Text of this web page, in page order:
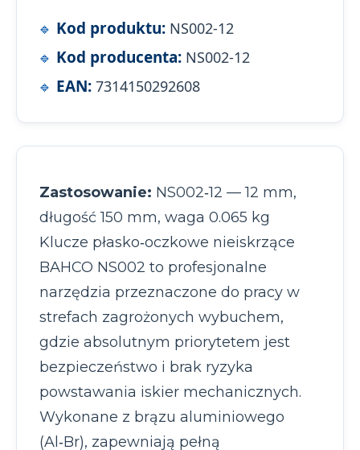
Kod produktu: NS002-12
Kod producenta: NS002-12
EAN: 7314150292608
Zastosowanie: NS002‑12 — 12 mm,
długość 150 mm, waga 0.065 kg
Klucze płasko‑oczkowe nieiskrzące
BAHCO NS002 to profesjonalne
narzędzia przeznaczone do pracy w
strefach zagrożonych wybuchem,
gdzie absolutnym priorytetem jest
bezpieczeństwo i brak ryzyka
powstawania iskier mechanicznych.
Wykonane z brązu aluminiowego
(Al‑Br), zapewniają pełną